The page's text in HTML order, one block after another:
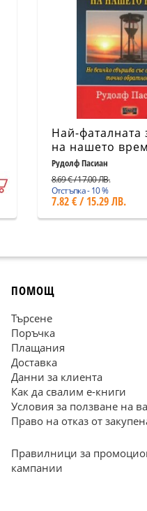
Най-фаталната
на нашето
Рудолф Пасиан
8.69 € / 17.00 ЛВ.
Отстъпка - 10 %
7.82 € / 15.29 ЛВ.
ПОМОЩ
Търсене
Поръчка
Плащания
Доставка
Данни за клиента
Как да свалим е-книги
Условия за ползване на
Право на отказ от
Правилници за
кампании